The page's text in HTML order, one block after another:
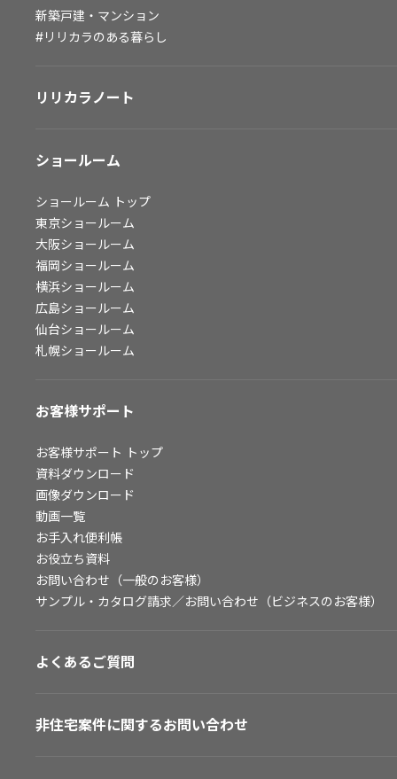
会社情報
採用情報
新築戸建・マンション
#リリカラのある暮らし
リリカラノート
ショールーム
ショールーム トップ
東京ショールーム
大阪ショールーム
福岡ショールーム
横浜ショールーム
広島ショールーム
仙台ショールーム
札幌ショールーム
お客様サポート
お客様サポート トップ
資料ダウンロード
画像ダウンロード
動画一覧
お手入れ便利帳
お役立ち資料
お問い合わせ（一般のお客様）
サンプル・カタログ請求／お問い合わせ（ビジネスのお客様）
よくあるご質問
非住宅案件に関するお問い合わせ